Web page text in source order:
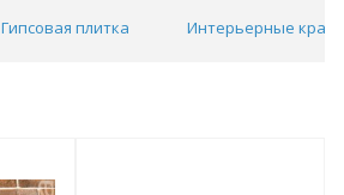
Гипсовая плитка Интерьерные